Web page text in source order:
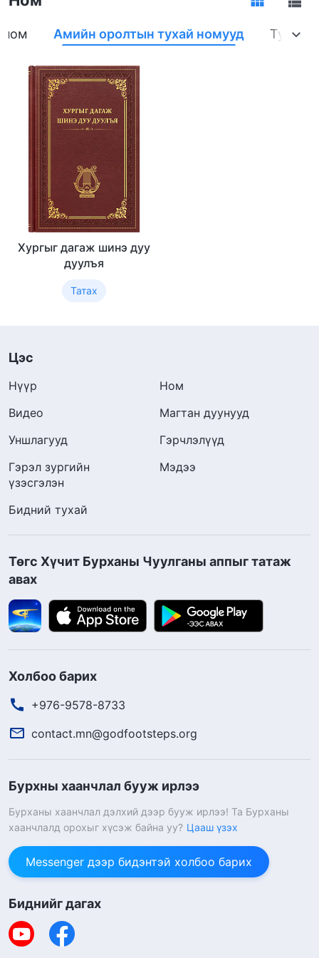
ном Амийн оролтын тухай номууд
Хургыг дагаж шинэ дуу
дуулъя
Татах
Цэс
Нүүр
Ном
Видео
Магтан дуунууд
Уншлагууд
Гэрчлэлүүд
Гэрэл зургийн
үзэсгэлэн
Мэдээ
Бидний тухай
Төгс Хүчит Бурханы Чуулганы аппыг татаж
авах
Холбоо барих
+976-9578-8733
contact.mn@godfootsteps.org
Бурхны хаанчлал бууж ирлээ
Бурханы хаанчлал дэлхий дээр бууж ирлээ! Та Бурханы
хаанчлалд орохыг хүсэж байна уу? Цааш үзэх
Messenger дээр бидэнтэй холбоо барих
Биднийг дагах